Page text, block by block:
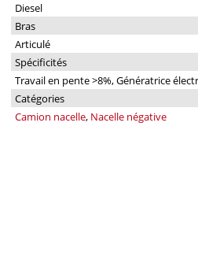
Diesel
Bras
Articulé
Spécificités
Travail en pente >8%, Génératrice
Catégories
Camion nacelle, Nacelle négative